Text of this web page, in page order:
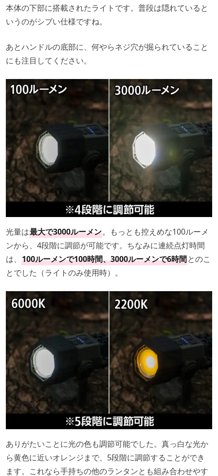
本体の下部に搭載されたライトです。普段は隠れていると
いうのがシブい仕様ですね。
あとハンドルの底部に、何やらネジ穴が掘られていること
にも注目してください。
光量は最大で3000ルーメン。もっとも控えめな100ルーメ
ンから、4段階に調節が可能です。ちなみに連続点灯時間
は、 100ルーメンで100時間、3000ルーメンで6時間とのこ
とでした（ライトのみ使用時）。
ありがたいことに光の色も調節可能でした。真っ白な光か
ら黄色に近いオレンジまで、5段階に調節することができ
ます。これなら手持ちの他のランタンとも組み合わせやす